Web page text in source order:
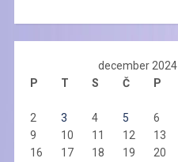
december 2024
P
T S Č P
2
3 4 5 6
9
10 11 12 13
16
17 18 19 20